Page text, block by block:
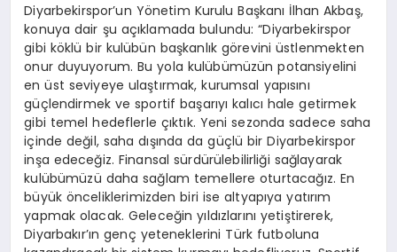
Diyarbekirspor’un Yönetim Kurulu Başkanı İlhan Akbaş,
konuya dair şu açıklamada bulundu: “Diyarbekirspor
gibi köklü bir kulübün başkanlık görevini üstlenmekten
onur duyuyorum. Bu yola kulübümüzün potansiyelini
en üst seviyeye ulaştırmak, kurumsal yapısını
güçlendirmek ve sportif başarıyı kalıcı hale getirmek
gibi temel hedeflerle çıktık. Yeni sezonda sadece saha
içinde değil, saha dışında da güçlü bir Diyarbekirspor
inşa edeceğiz. Finansal sürdürülebilirliği sağlayarak
kulübümüzü daha sağlam temellere oturtacağız. En
büyük önceliklerimizden biri ise altyapıya yatırım
yapmak olacak. Geleceğin yıldızlarını yetiştirerek,
Diyarbakır’ın genç yeteneklerini Türk futboluna